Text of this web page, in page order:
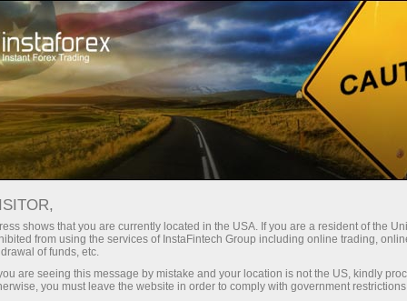
счетов
Благодаря подробным данным об истории и
shows that you are currently located in the USA. If you are a resident of the
from using the services of InstaFintech Group including online trading,
of funds, etc.
are seeing this message by mistake and your location is not the US, kindly
you must leave the website in order to comply with government